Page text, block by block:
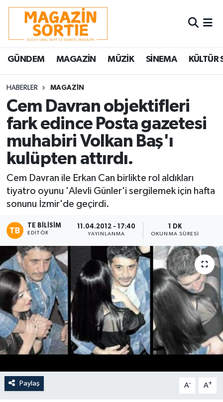
GÜNDEM MAGAZİN MÜZİK SİNEMA KÜLTÜR
HABERLER MAGAZİN
Cem Davran objektifleri
fark edince Posta gazetesi
muhabiri Volkan Baş'ı
kulüpten attırdı.
Cem Davran ile Erkan Can birlikte rol aldıkları
tiyatro oyunu 'Alevli Günler'i sergilemek için hafta
sonunu İzmir'de geçirdi.
TE BILISIM
EDITÖR
11.04.2012 - 17:40
YAYINLANMA
1 DK
OKUNMA SÜRESI
Paylaş A- A+
Nöbetçi Eczaneler
Hava Durumu
Trafik Durumu
Süper Lig Puan Durumu ve Fikstür
Tüm Manşetler
Son Dakika Haberleri
Haber Arşivi